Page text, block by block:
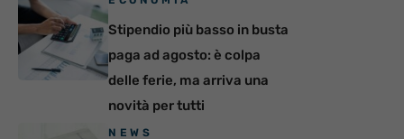
Stipendio più basso in busta
paga ad agosto: è colpa
delle ferie, ma arriva una
novità per tutti
NEWS